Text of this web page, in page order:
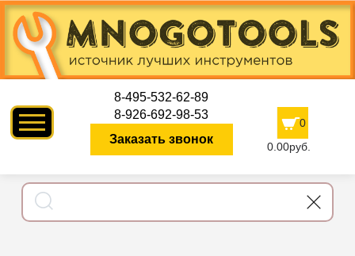
8-495-532-62-89
8-926-692-98-53
Заказать звонок
0
0.00руб.